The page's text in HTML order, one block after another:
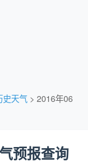
史天气 > 2016年06
预报查询